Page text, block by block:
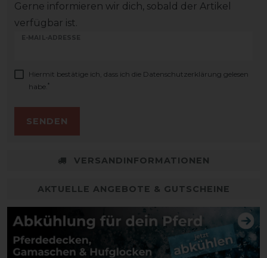
Gerne informieren wir dich, sobald der Artikel
verfügbar ist.
E-MAIL-ADRESSE
Hiermit bestätige ich, dass ich die Daten­schutz­erklärung gelesen
habe. *
SENDEN
VERSANDINFORMATIONEN
AKTUELLE ANGEBOTE & GUTSCHEINE